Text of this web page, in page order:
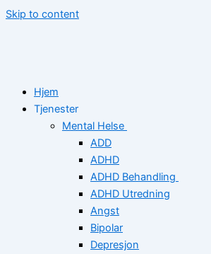
Skip to content
Hjem
Tjenester
Mental Helse
ADD
ADHD
ADHD Behandling
ADHD Utredning
Angst
Bipolar
Depresjon